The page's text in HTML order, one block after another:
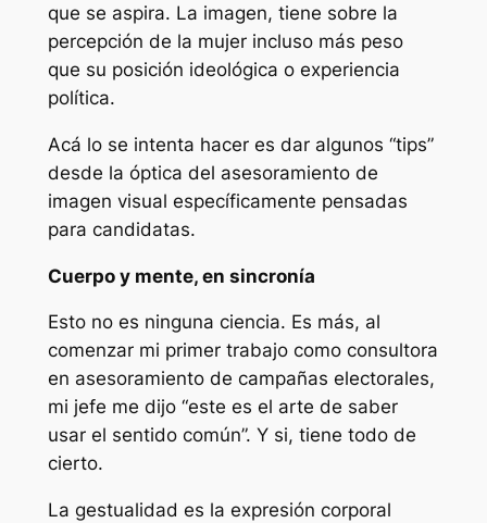
que se aspira. La imagen, tiene sobre la
percepción de la mujer incluso más peso
que su posición ideológica o experiencia
política.
Acá lo se intenta hacer es dar algunos “tips”
desde la óptica del asesoramiento de
imagen visual específicamente pensadas
para candidatas.
Cuerpo y mente, en sincronía
Esto no es ninguna ciencia. Es más, al
comenzar mi primer trabajo como consultora
en asesoramiento de campañas electorales,
mi jefe me dijo “este es el arte de saber
usar el sentido común”. Y si, tiene todo de
cierto.
La gestualidad es la expresión corporal